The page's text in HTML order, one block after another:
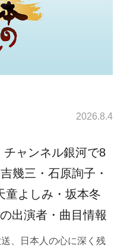
2026.8.4
チャンネル銀河で8
幾三・石原詢子・
童よしみ・坂本冬
出演者・曲目情報
、日本人の心に深く残